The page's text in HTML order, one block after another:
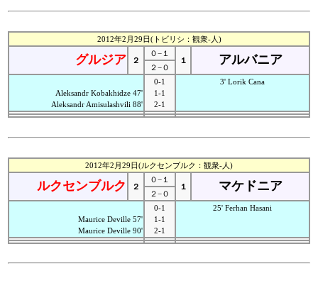
2012年2月29日(トビリシ：観衆-人)
グルジア ２
０−１
１
アルバニア
２−０
Aleksandr Kobakhidze 47'
Aleksandr Amisulashvili 88'
0-1
1-1
2-1
3' Lorik Cana
2012年2月29日(ルクセンブルク：観衆-人)
ルクセンブルク ２
０−１
１
マケドニア
２−０
Maurice Deville 57'
Maurice Deville 90'
0-1
1-1
2-1
25' Ferhan Hasani